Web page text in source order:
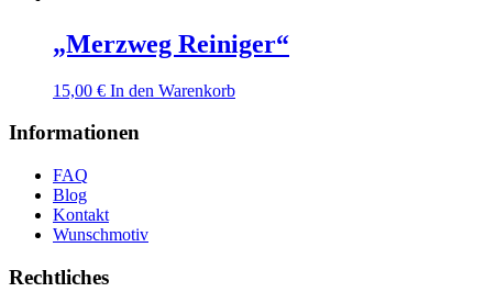
„Merzweg Reiniger“
15,00 € In den Warenkorb
Informationen
FAQ
Blog
Kontakt
Wunschmotiv
Rechtliches